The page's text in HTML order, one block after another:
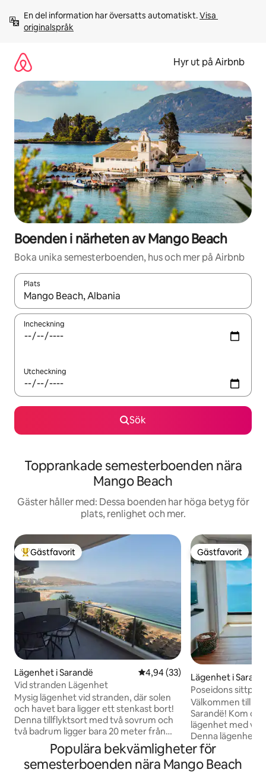
innehåll
En del information har översatts automatiskt. Visa
originalspråk
Hyr ut på Airbnb
Boenden i närheten av Mango Beach
Boka unika semesterboenden, hus och mer på Airbnb
Plats
När resultaten är tillgängliga kan du navigera med upp- och
Incheckning
Utcheckning
Sök
Topprankade semesterboenden nära
Mango Beach
Gäster håller med: Dessa boenden har höga betyg för
plats, renlighet och mer.
Populär gästfavorit
Gästfavorit
Lägenhet i Sarandë 4,94 av 5 i genomsnittligt
4,94 (33)
Vid stranden Lägenhet
Mysig lägenhet vid stranden, där solen
och havet bara ligger ett stenkast bort!
Denna tillflyktsort med två sovrum och
två badrum ligger bara 20 meter från
strandlinjen och är skräddarsydd för en
perfekt tillflyktsort vid havet. Det är inte
bara ett ställe att bo på i Saranda; det är
Gästfavorit
Gästfavorit
Lägenhet i
Poseidons
Välkommen till
Sarandë! Kom
lägenhet med
Denna lägenhet
badrum tar
till nästa nivå
glasvägg. Njut av
Populära bekvämligheter för
semesterboenden nära Mango Beach